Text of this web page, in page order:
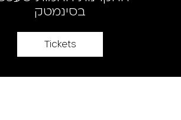
בסינמטק
Tickets